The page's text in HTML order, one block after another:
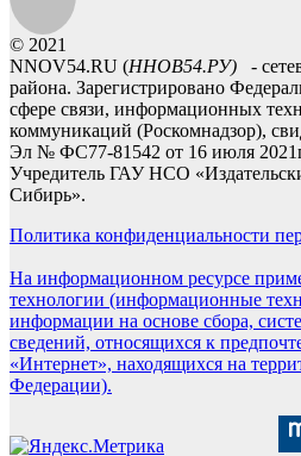
© 2021
NNOV54.RU (ННОВ54.РУ) -
района. Зарегистрировано
сфере связи, информационных
коммуникаций (Роскомнадзор),
Эл № ФС77-81542 от 16 июля
Учредитель ГАУ НСО
Сибирь».
Политика конфиденциальности
На информационном ресурсе
технологии (информационные
информации на основе сбора,
сведений, относящихся к
«Интернет», находящихся на
Федерации).